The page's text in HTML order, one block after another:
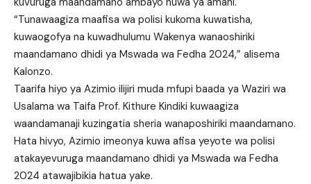
“Tunawaagiza maafisa wa polisi kukoma kuwatisha,
kuwaogofya na kuwadhulumu Wakenya wanaoshiriki
maandamano dhidi ya Mswada wa Fedha 2024,” alisema
Kalonzo.
Taarifa hiyo ya Azimio ilijiri muda mfupi baada ya Waziri wa
Usalama wa Taifa Prof. Kithure Kindiki kuwaagiza
waandamanaji kuzingatia sheria wanaposhiriki maandamano.
Hata hivyo, Azimio imeonya kuwa afisa yeyote wa polisi
atakayevuruga maandamano dhidi ya Mswada wa Fedha
2024 atawajibikia hatua yake.